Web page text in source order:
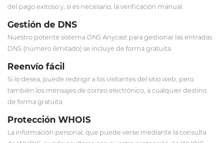
del pago exitoso y, si es necesario, la verificación manual.
Gestión de DNS
Nuestro potente sistema DNS Anycast para gestionar las entradas
DNS (número ilimitado) se incluye de forma gratuita.
Reenvío fácil
Si lo desea, puede redirigir a los visitantes del sitio web, pero
también los mensajes de correo electrónico, a cualquier destino
de forma gratuita.
Protección WHOIS
La información personal, que puede verse mediante la consulta